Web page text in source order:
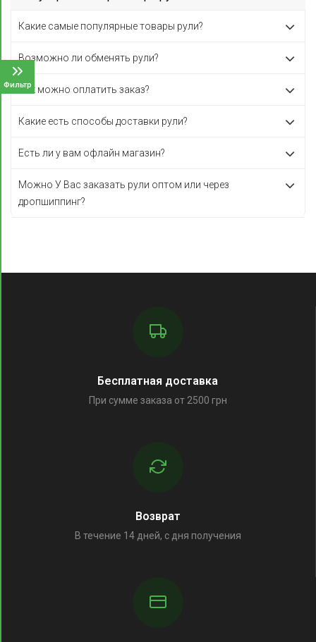
Фильтр
Какие самые популярные товары рули?
Возможно ли обменять рули?
Как можно оплатить заказ?
Какие есть способы доставки рули?
Есть ли у вам офлайн магазин?
Можно У Вас заказать рули оптом или через
дропшиппинг?
Бесплатная доставка
При сумме заказа от 2500 грн
Возврат
В течение 14 дней, с дня получения